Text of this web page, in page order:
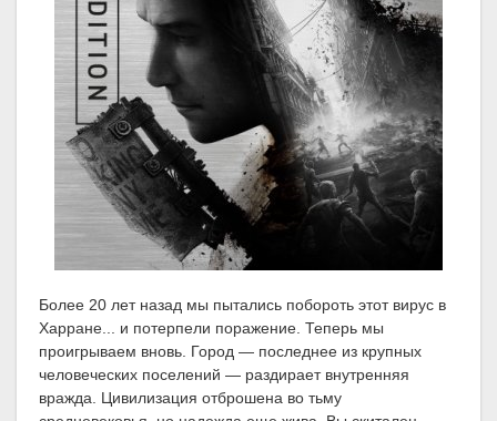
Более 20 лет назад мы пытались побороть этот вирус в
Харране... и потерпели поражение. Теперь мы
проигрываем вновь. Город — последнее из крупных
человеческих поселений — раздирает внутренняя
вражда. Цивилизация отброшена во тьму